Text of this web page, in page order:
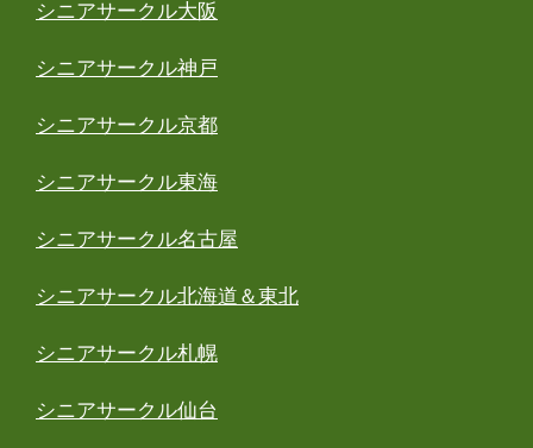
シニアサークル大阪
シニアサークル神戸
シニアサークル京都
シニアサークル東海
シニアサークル名古屋
シニアサークル北海道＆東北
シニアサークル札幌
シニアサークル仙台